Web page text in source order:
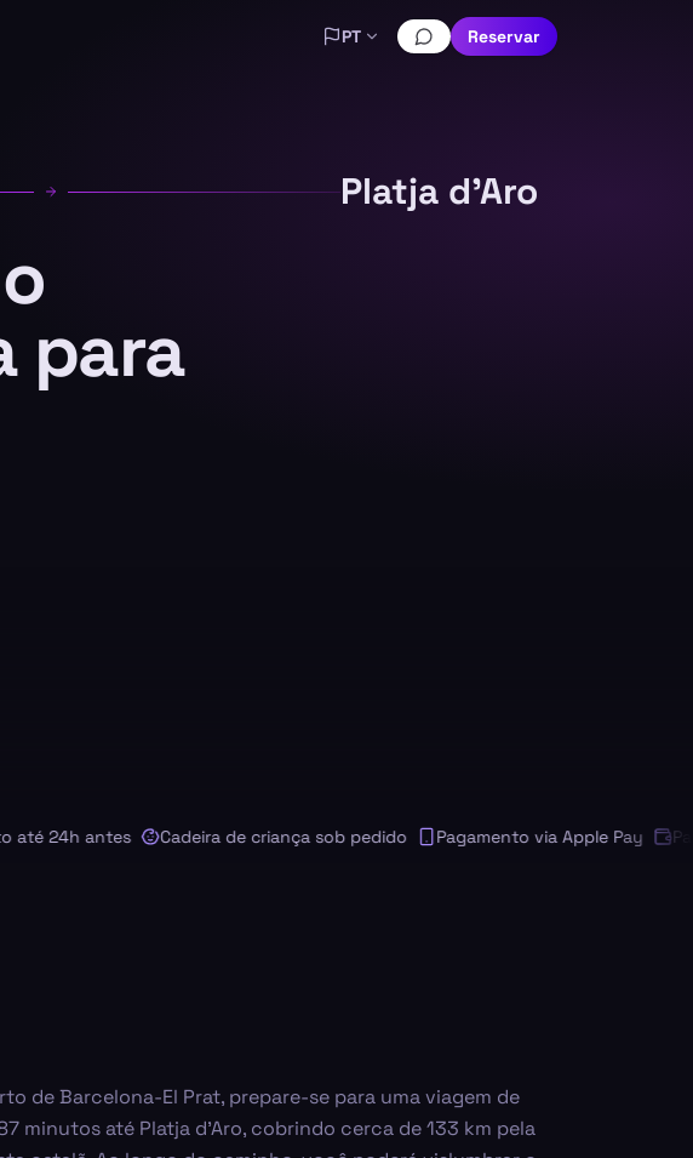
PT Reservar
Platja d'Aro
para
antes Cadeira de criança sob pedido Pagamento via Apple Pay
de Barcelona-El Prat, prepare-se para uma viagem de
minutos até Platja d'Aro, cobrindo cerca de 133 km pela